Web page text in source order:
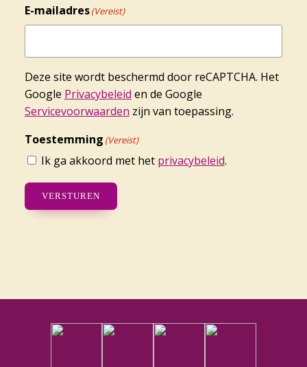
E-mailadres(Vereist)
Deze site wordt beschermd door reCAPTCHA. Het
Google Privacybeleid en de Google
Servicevoorwaarden zijn van toepassing.
Toestemming (Vereist)
Ik ga akkoord met het privacybeleid.
VERSTUREN